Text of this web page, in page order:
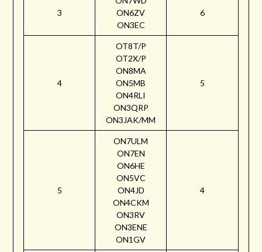
3
ON6ZV
ON3EC
6
4
OT8T/P
OT2X/P
ON8MA
ON5MB
ON4RLI
ON3QRP
ON3JAK/MM
5
5
ON7ULM
ON7EN
ON6HE
ON5VC
ON4JD
ON4CKM
ON3RV
ON3ENE
ON1GV
4